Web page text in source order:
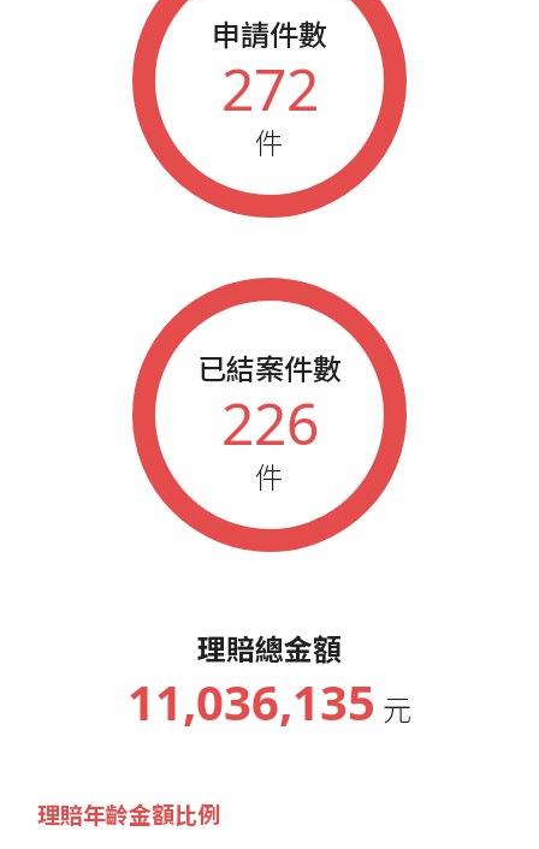
申請件數
272
件
已結案件數
226
件
理賠總金額
11,036,135 元
理賠年齡金額比例